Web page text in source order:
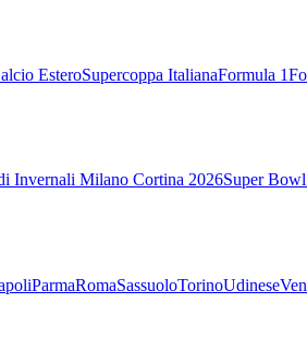
EsteroSupercoppa ItalianaFormula 1
Invernali Milano Cortina 2026Super
ParmaRomaSassuoloTorinoUdinese